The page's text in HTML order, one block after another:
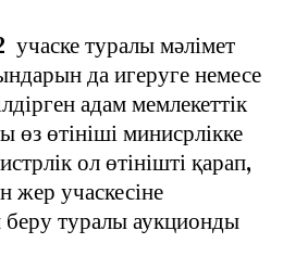
туралы мәлімет
да игеруге немесе
адам мемлекеттік
өз өтініші минисрлікке
ол өтінішті қарап,
жер учаскесіне
туралы аукционды